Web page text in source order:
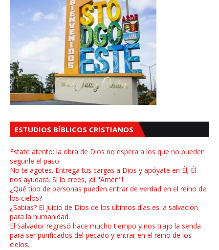
ESTUDIOS BÍBLICOS CRISTIANOS
Estate atento: la obra de Dios no espera a los que no pueden
seguirle el paso.
No te agotes. Entrega tus cargas a Dios y apóyate en Él; Él
nos ayudará. Si lo crees, ¡di "Amén"!
¿Qué tipo de personas pueden entrar de verdad en el reino de
los cielos?
¿Sabías? El juicio de Dios de los últimos días es la salvación
para la humanidad.
El Salvador regresó hace mucho tiempo y nos trajo la senda
para ser purificados del pecado y entrar en el reino de los
cielos.